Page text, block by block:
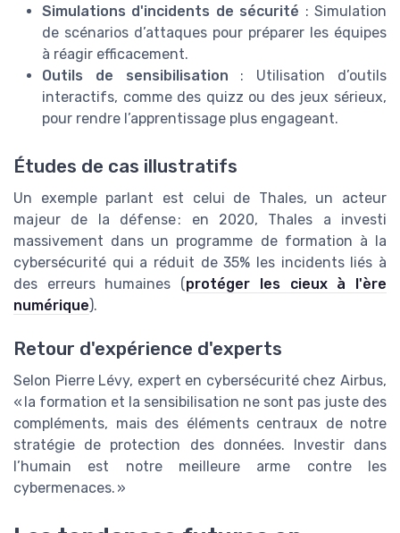
Simulations d'incidents de sécurité : Simulation
de scénarios d’attaques pour préparer les équipes
à réagir efficacement.
Outils de sensibilisation : Utilisation d’outils
interactifs, comme des quizz ou des jeux sérieux,
pour rendre l’apprentissage plus engageant.
Études de cas illustratifs
Un exemple parlant est celui de Thales, un acteur
majeur de la défense : en 2020, Thales a investi
massivement dans un programme de formation à la
cybersécurité qui a réduit de 35% les incidents liés à
des erreurs humaines (protéger les cieux à l'ère
numérique).
Retour d'expérience d'experts
Selon Pierre Lévy, expert en cybersécurité chez Airbus,
« la formation et la sensibilisation ne sont pas juste des
compléments, mais des éléments centraux de notre
stratégie de protection des données. Investir dans
l’humain est notre meilleure arme contre les
cybermenaces. »